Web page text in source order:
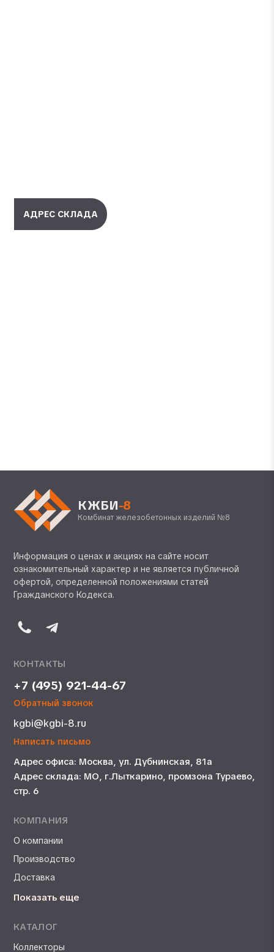
АДРЕС СКЛАДА
КЖБИ-8
Комбинат железобетонных изделий №8
Информация о ценах и акциях на сайте носит
ознакомительный характер и не является публичной
офертой, определенной положениями статей
Гражданского Кодекса.
КОНТАКТЫ
+7 (495) 921-44-67
Обратный звонок
kgbi@kgbi-8.ru
Написать письмо
Адрес офиса: Москва, ул. Дубнинская, 81а
Адрес склада: МО, г.Лыткарино, промзона Тураево,
стр. 6
КОМПАНИЯ
О компании
Производство
Доставка
Показать еще
КАТАЛОГ
Коллекторы